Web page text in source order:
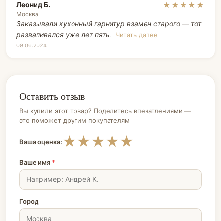
Леонид Б.
Москва
★★★★★
Заказывали кухонный гарнитур взамен старого — тот
разваливался уже лет пять.
Читать далее
09.06.2024
Оставить отзыв
Вы купили этот товар? Поделитесь впечатлениями —
это поможет другим покупателям
Ваша оценка: ★
★
★
★
★
Ваше имя *
Город